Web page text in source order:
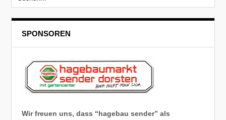
SPONSOREN
Wir freuen uns, dass “hagebau sender” als